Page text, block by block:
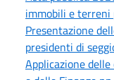
immobili e terreni
Presentazione
presidenti di
Applicazione